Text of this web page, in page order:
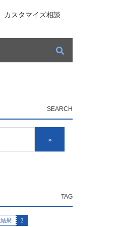
カスタマイズ相談
結果 2